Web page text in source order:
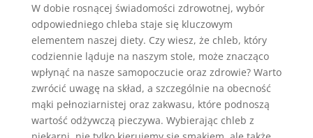
W dobie rosnącej świadomości zdrowotnej, wybór
odpowiedniego chleba staje się kluczowym
elementem naszej diety. Czy wiesz, że chleb, który
codziennie ląduje na naszym stole, może znacząco
wpłynąć na nasze samopoczucie oraz zdrowie? Warto
zwrócić uwagę na skład, a szczególnie na obecność
mąki pełnoziarnistej oraz zakwasu, które podnoszą
wartość odżywczą pieczywa. Wybierając chleb z